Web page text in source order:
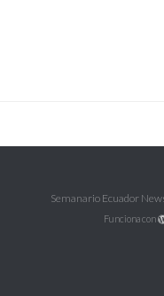
Semanario Ecuador
Funciona con